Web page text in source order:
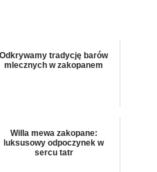
Odkrywamy tradycję barów
mlecznych w zakopanem
Willa mewa zakopane:
luksusowy odpoczynek w
sercu tatr